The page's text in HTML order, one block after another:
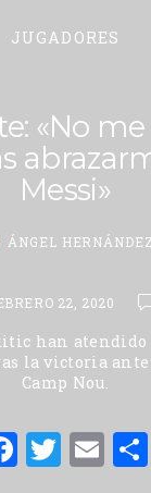
JUGADORES
«No me
Messi»
ÁNGEL HERNÁNDEZ
22, 2020
han atendido
la victoria
Camp Nou.
F T E